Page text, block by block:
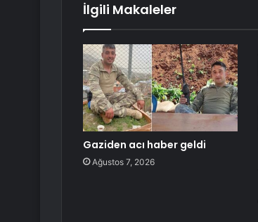
İlgili Makaleler
Gaziden acı haber geldi
Ağustos 7, 2026